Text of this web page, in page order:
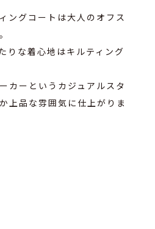
ングコートは大人のオフス
りな着心地はキルティング
カーというカジュアルスタ
上品な雰囲気に仕上がりま